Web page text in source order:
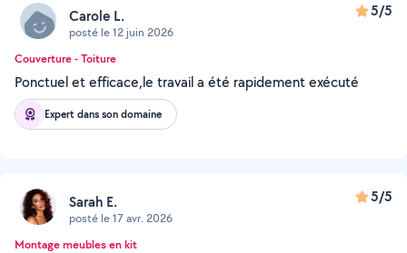
Carole L.
posté le 12 juin 2026
5/5
Couverture - Toiture
Ponctuel et efficace,le travail a été rapidement exécuté
Expert dans son domaine
Sarah E.
posté le 17 avr. 2026
5/5
Montage meubles en kit